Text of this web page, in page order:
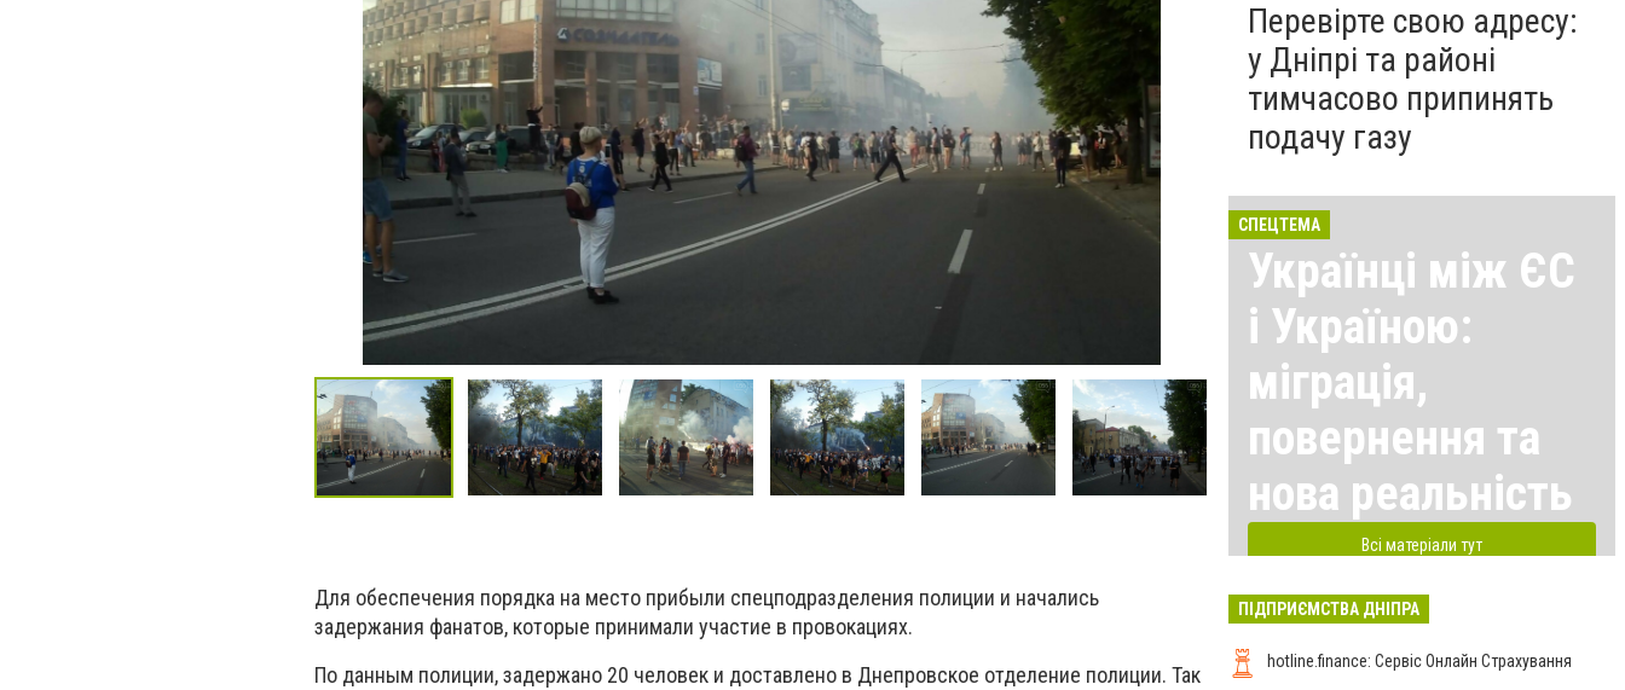
Для обеспечения порядка на место прибыли спецподразделения полиции и начались
задержания фанатов, которые принимали участие в провокациях.
По данным полиции, задержано 20 человек и доставлено в Днепровское отделение полиции. Так
Перевірте свою адресу:
у Дніпрі та районі
тимчасово припинять
подачу газу
СПЕЦТЕМА
Українці між ЄС
і Україною:
міграція,
повернення та
нова реальність
Всі матеріали тут
ПІДПРИЄМСТВА ДНІПРА
hotline.finance: Сервіс Онлайн Страхування